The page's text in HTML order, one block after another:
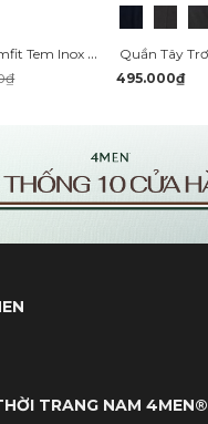
Quần Tây Trơn Slimfit Tem Inox QT054
495.000₫
TRANG NAM 4MEN®